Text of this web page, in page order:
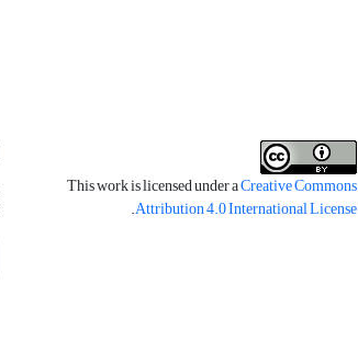
This work is licensed under aCreative Commons
Attribution 4.0 International License
.